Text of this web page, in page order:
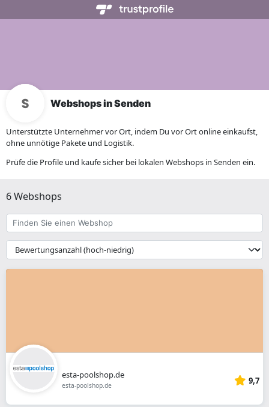
Webshops in Senden
Unterstützte Unternehmer vor Ort, indem Du vor Ort online einkaufst,
ohne unnötige Pakete und Logistik.
Prüfe die Profile und kaufe sicher bei lokalen Webshops in Senden ein.
6 Webshops
Finden
Sie
einen
Webshop
{{
__('Sort')
}}
esta-poolshop.de
esta-poolshop.de 9,7